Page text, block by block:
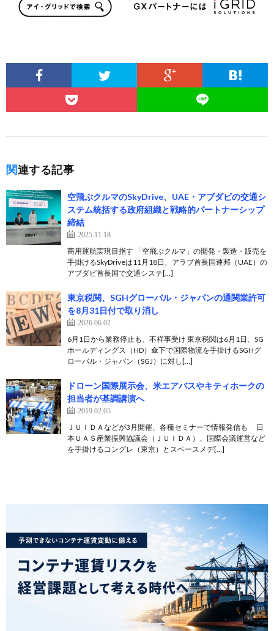
関連する記事
空飛ぶクルマのSkyDrive、UAE・アブダビの交通シ
ステム統括する政府組織と戦略的パートナーシップ
締結
2025.11.18
商用運航実現目指す 「空飛ぶクルマ」の開発・製造・販売を
手掛けるSkyDriveは11月18日、アラブ首長国連邦（UAE）の
アブダビ首長国で交通システ[…]
東京税関、SGHグローバル・ジャパンの通関業許可
を8月31日付で取り消し
2026.06.02
6月1日から業務停止も、不祥事受け 東京税関は6月1日、SG
ホールディングス（HD）傘下で国際物流を手掛けるSGHグ
ローバル・ジャパン（SGJ）に対し[…]
ドローン国際展示会、米エアバスやキティホークの
担当者が基調講演へ
2019.02.05
ＪＵＩＤＡなどが3月開催、各種セミナーで情報発信も 日
本ＵＡＳ産業振興協議会（ＪＵＩＤＡ）、国際会議運営など
を手掛けるコングレ（東京）とスペースメデ[…]